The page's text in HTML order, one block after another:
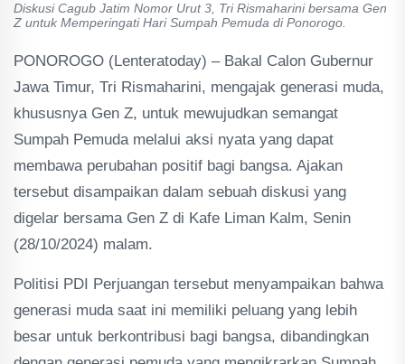
Diskusi Cagub Jatim Nomor Urut 3, Tri Rismaharini bersama Gen
Z untuk Memperingati Hari Sumpah Pemuda di Ponorogo.
PONOROGO (Lenteratoday) – Bakal Calon Gubernur
Jawa Timur, Tri Rismaharini, mengajak generasi muda,
khususnya Gen Z, untuk mewujudkan semangat
Sumpah Pemuda melalui aksi nyata yang dapat
membawa perubahan positif bagi bangsa. Ajakan
tersebut disampaikan dalam sebuah diskusi yang
digelar bersama Gen Z di Kafe Liman Kalm, Senin
(28/10/2024) malam.
Politisi PDI Perjuangan tersebut menyampaikan bahwa
generasi muda saat ini memiliki peluang yang lebih
besar untuk berkontribusi bagi bangsa, dibandingkan